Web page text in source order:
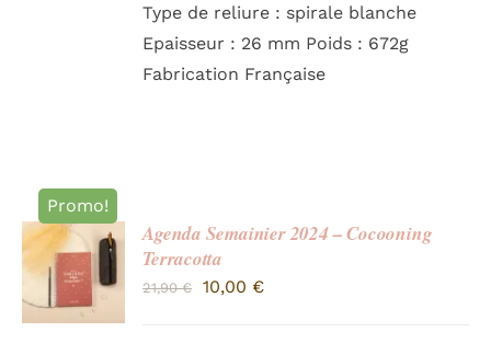
Type de reliure : spirale blanche
Epaisseur : 26 mm Poids : 672g
Fabrication Française
Promo!
Agenda Semainier 2024 – Cocooning
Terracotta
21,90€
Le
10,00 €Le